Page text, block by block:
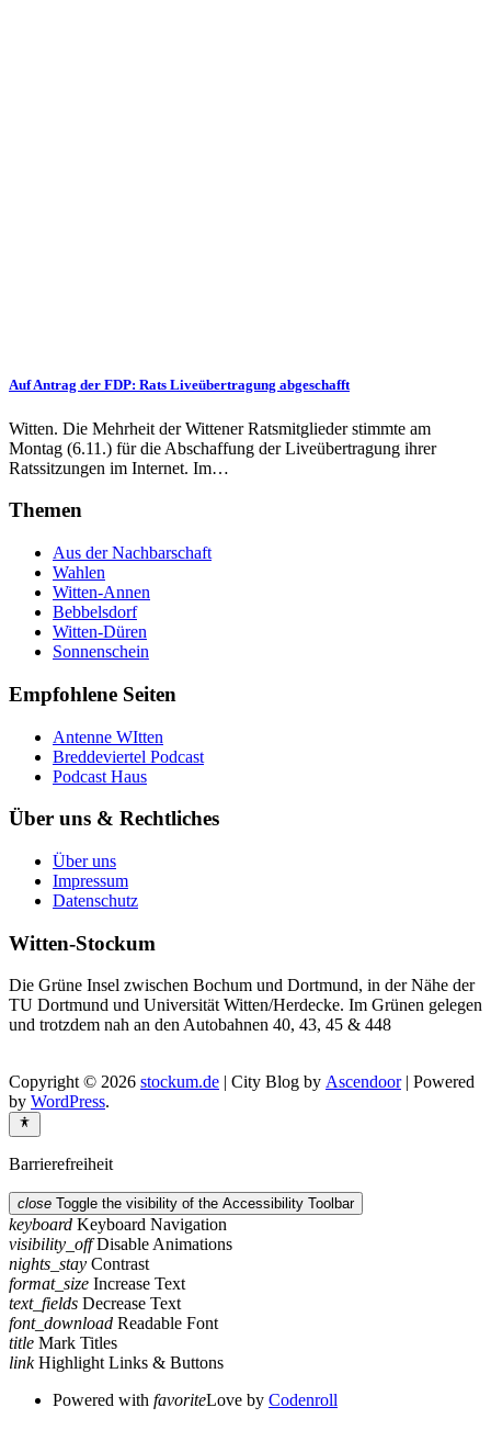
Auf Antrag der FDP: Rats Liveübertragung abgeschafft
Witten. Die Mehrheit der Wittener Ratsmitglieder stimmte am
Montag (6.11.) für die Abschaffung der Liveübertragung ihrer
Ratssitzungen im Internet. Im…
Themen
Aus der Nachbarschaft
Wahlen
Witten-Annen
Bebbelsdorf
Witten-Düren
Sonnenschein
Empfohlene Seiten
Antenne WItten
Breddeviertel Podcast
Podcast Haus
Über uns & Rechtliches
Über uns
Impressum
Datenschutz
Witten-Stockum
Die Grüne Insel zwischen Bochum und Dortmund, in der Nähe der
TU Dortmund und Universität Witten/Herdecke. Im Grünen gelegen
und trotzdem nah an den Autobahnen 40, 43, 45 & 448
Copyright © 2026 stockum.de | City Blog by Ascendoor| Powered
by WordPress.
Barrierefreiheit
close Toggle the visibility of the Accessibility Toolbar
keyboard Keyboard Navigation
visibility_off Disable Animations
nights_stay Contrast
format_size Increase Text
text_fields Decrease Text
font_download Readable Font
title Mark Titles
link Highlight Links & Buttons
Powered with favoriteLove by Codenroll